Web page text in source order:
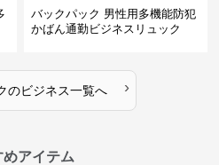
バックパック 男性用多機能防犯
かばん通勤ビジネスリュック
のビジネス一覧へ ›
アイテム